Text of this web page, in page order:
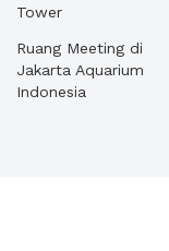
Tower
Ruang Meeting di
Jakarta Aquarium
Indonesia